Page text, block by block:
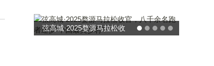
武汉百联奥莱年度感恩季 承